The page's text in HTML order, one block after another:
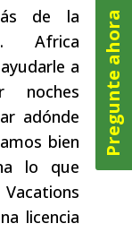
de la
Africa
a
noches
adónde
bien
lo que
licencia
Pregunte ahora